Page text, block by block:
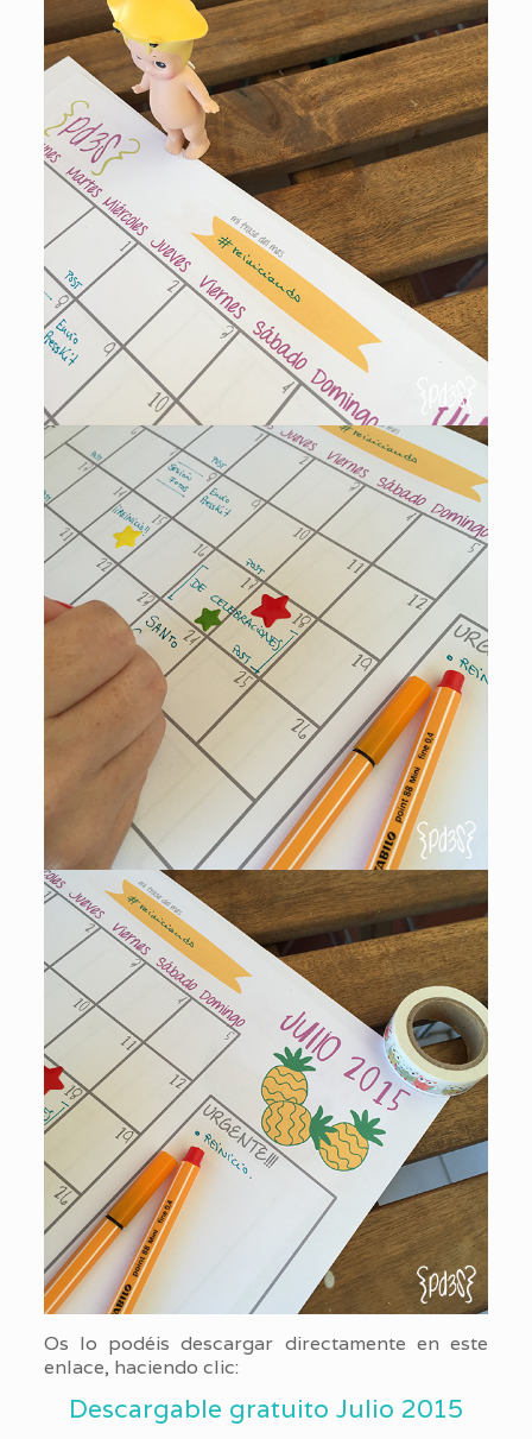
Os lo podéis descargar directamente en este
enlace, haciendo clic:
Descargable gratuito Julio 2015